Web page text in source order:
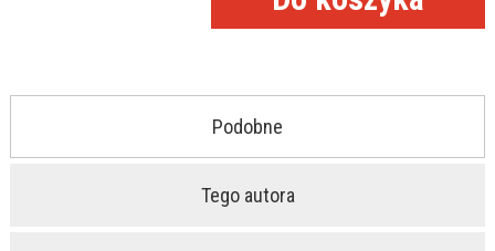
Podobne
Tego autora